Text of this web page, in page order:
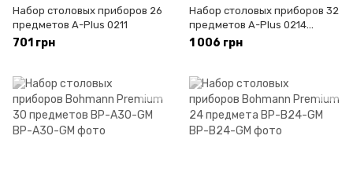
Набор столовых приборов 26
предметов A-Plus 0211
701 грн
Набор столовых приборов 32
предметов A-Plus 0214
Midlane Набор кухонных
1 006 грн